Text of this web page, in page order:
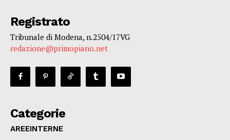
Registrato
Tribunale di Modena, n.2504/17VG
redazione@primopiano.net
Categorie
AREEINTERNE